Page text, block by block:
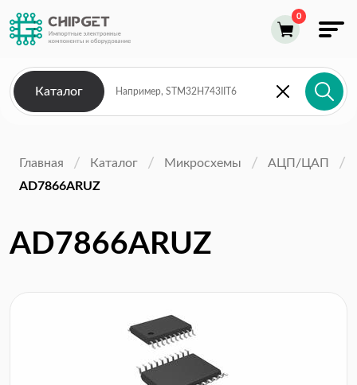
Каталог
Главная Каталог Микросхемы
АЦП/ЦАП
AD7866ARUZ
AD7866ARUZ